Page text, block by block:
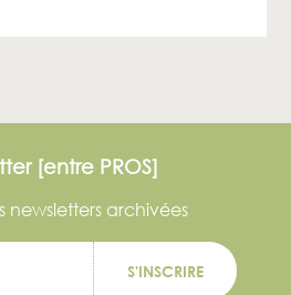
[entre PROS]
newsletters archivées
S'INSCRIRE